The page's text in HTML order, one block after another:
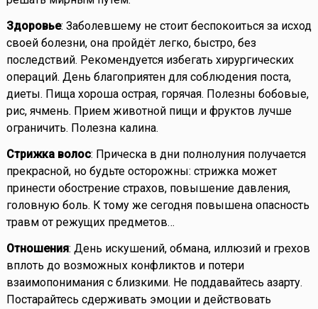
Здоровье: Заболевшему не стоит беспокоиться за исход
своей болезни, она пройдёт легко, быстро, без
последствий. Рекомендуется избегать хирургических
операций. День благоприятен для соблюдения поста,
диеты. Пища хороша острая, горячая. Полезны бобовые,
рис, ячмень. Прием животной пищи и фруктов лучше
ограничить. Полезна калина.
Стрижка волос: Прическа в дни полнолуния получается
прекрасной, но будьте осторожны: стрижка может
принести обострение страхов, повышение давления,
головную боль. К тому же сегодня повышена опасность
травм от режущих предметов…
Отношения: День искушений, обмана, иллюзий и грехов
вплоть до возможных конфликтов и потери
взаимопонимания с близкими. Не поддавайтесь азарту.
Постарайтесь сдерживать эмоции и действовать